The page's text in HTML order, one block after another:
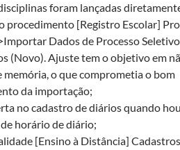
foram lançadas
procedimento [Registro Escolar]
Dados de Processo
(Novo). Ajuste tem o objetivo em
memória, o que comprometia o bom
da importação;
no cadastro de diários quando
horário de diário;
[Ensino à Distância]